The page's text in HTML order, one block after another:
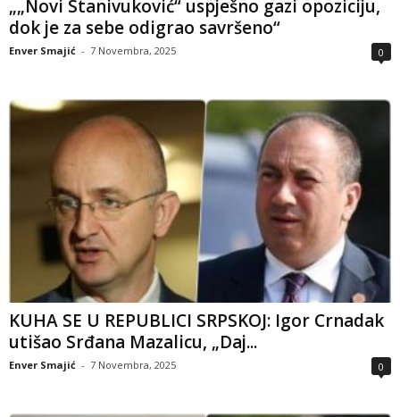
„„Novi Stanivuković“ uspješno gazi opoziciju,
dok je za sebe odigrao savršeno“
Enver Smajić - 7 Novembra, 2025 0
KUHA SE U REPUBLICI SRPSKOJ: Igor Crnadak
utišao Srđana Mazalicu, „Daj...
Enver Smajić - 7 Novembra, 2025 0